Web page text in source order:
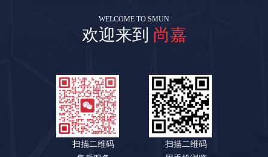
WELCOME TO SMUN
欢迎来到 尚嘉
扫描二维码
扫描二维码